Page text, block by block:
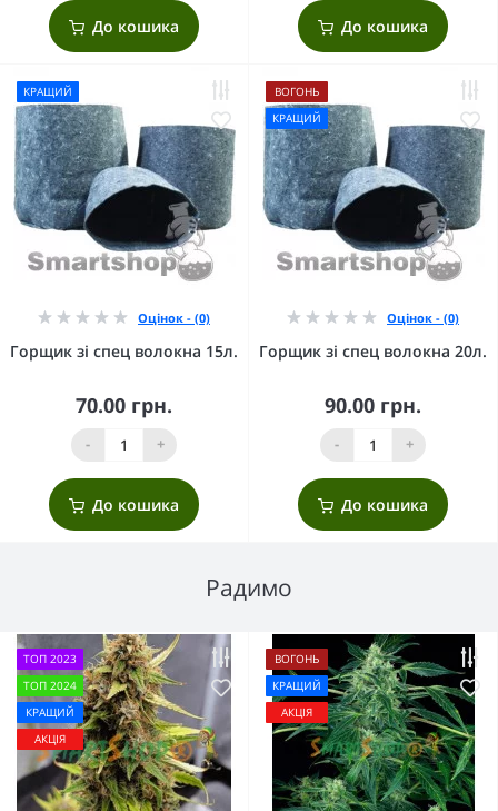
До кошика До кошика
КРАЩИЙ
Оцінок - (0)
Горщик зі спец волокна 15л.
70.00 грн.
- +
До кошика
ВОГОНЬ
КРАЩИЙ
Оцінок - (0)
Горщик зі спец волокна 20л.
90.00 грн.
- +
До кошика
Радимо
ТОП 2023
ТОП 2024
КРАЩИЙ
АКЦІЯ
ВОГОНЬ
КРАЩИЙ
АКЦІЯ